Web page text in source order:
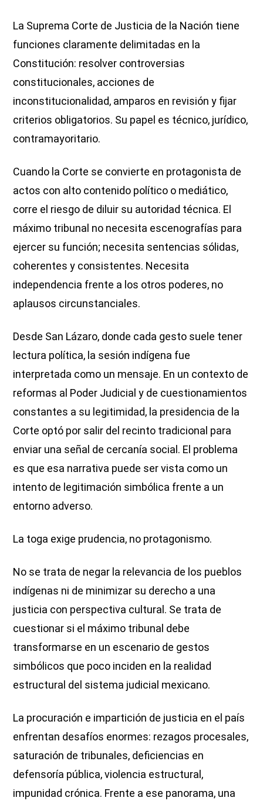
La Suprema Corte de Justicia de la Nación tiene
funciones claramente delimitadas en la
Constitución: resolver controversias
constitucionales, acciones de
inconstitucionalidad, amparos en revisión y fijar
criterios obligatorios. Su papel es técnico, jurídico,
contramayoritario.
Cuando la Corte se convierte en protagonista de
actos con alto contenido político o mediático,
corre el riesgo de diluir su autoridad técnica. El
máximo tribunal no necesita escenografías para
ejercer su función; necesita sentencias sólidas,
coherentes y consistentes. Necesita
independencia frente a los otros poderes, no
aplausos circunstanciales.
Desde San Lázaro, donde cada gesto suele tener
lectura política, la sesión indígena fue
interpretada como un mensaje. En un contexto de
reformas al Poder Judicial y de cuestionamientos
constantes a su legitimidad, la presidencia de la
Corte optó por salir del recinto tradicional para
enviar una señal de cercanía social. El problema
es que esa narrativa puede ser vista como un
intento de legitimación simbólica frente a un
entorno adverso.
La toga exige prudencia, no protagonismo.
No se trata de negar la relevancia de los pueblos
indígenas ni de minimizar su derecho a una
justicia con perspectiva cultural. Se trata de
cuestionar si el máximo tribunal debe
transformarse en un escenario de gestos
simbólicos que poco inciden en la realidad
estructural del sistema judicial mexicano.
La procuración e impartición de justicia en el país
enfrentan desafíos enormes: rezagos procesales,
saturación de tribunales, deficiencias en
defensoría pública, violencia estructural,
impunidad crónica. Frente a ese panorama, una